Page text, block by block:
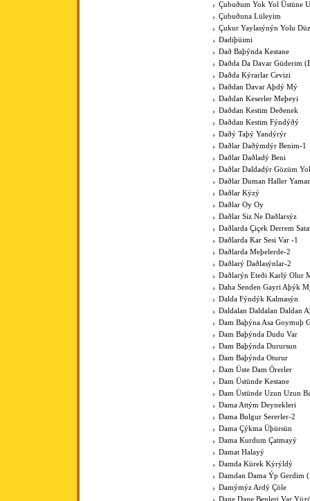
Çubuðum Yok Yol Üstüne
Çubuðuna Lüleyim
Çukur Yaylasýnýn Yolu
Dadiþüimi
Dað Baþýnda Kestane
Daðda Da Davar Güderim
Daðda Kýrarlar Cevizi
Daðdan Davar Aþdý Mý
Daðdan Keserler Meþeyi
Daðdan Kestim Deðenek
Daðdan Kestim Fýndýðý
Daðý Taþý Yandýrýr
Daðlar Daðýmdýr Benim-1
Daðlar Daðladý Beni
Daðlar Daldadýr Gözüm
Daðlar Duman Haller
Daðlar Kýzý
Daðlar Oy Oy
Daðlar Siz Ne Daðlarsýz
Daðlarda Çiçek Derrem
Daðlarda Kar Sesi Var -1
Daðlarda Meþelerde-2
Daðlarý Daðlasýnlar-2
Daðlarýn Eteði Karlý Olur
Daha Senden Gayri Aþýk
Dalda Fýndýk Kalmasýn
Daldalan Daldalan Daldan
Dam Baþýna Asa Goymuþ
Dam Baþýnda Dudu Var
Dam Baþýnda Durursun
Dam Baþýnda Oturur
Dam Üste Dam Örerler
Dam Üstünde Kestane
Dam Üstünde Uzun Uzun
Dama Attým Deynekleri
Dama Bulgur Sererler-2
Dama Çýkma Üþürsün
Dama Kurdum Çatmayý
Damat Halayý
Damda Kürek Kýrýldý
Damdan Dama Ýp Gerdim
Damýmýz Ardý Çöle